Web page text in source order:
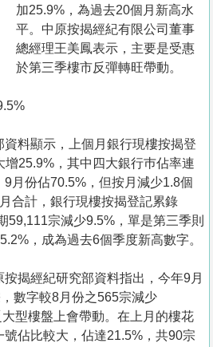
加25.9%，為過去20個月新高水
平。中原按揭經紀有限公司董事
總經理王美鳳表示，主要是受惠
於第三季樓市反彈轉旺帶動。
料顯示，上個月銀行現樓按揭登
25.9%，其中四大銀行巿佔率連
月份佔70.5%，但按月減少1.8個
合計，銀行現樓按揭登記累錄
59,111宗減少9.5%，單是第三季則
，成為過去6個季度新高數字。
經紀研究部資料指出，今年9月
數字較8月份之565宗減少
型樓盤上會帶動。在上月的樓花
佔比較大，佔達21.5%，共90宗